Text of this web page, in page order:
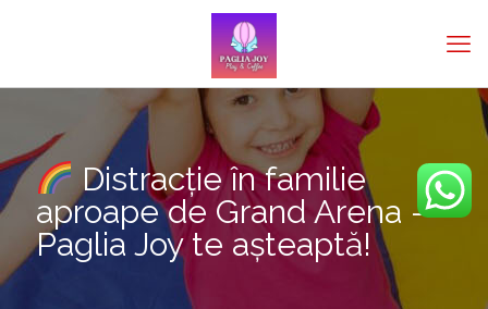
Distracție în familie
aproape de Grand Arena –
Paglia Joy te așteaptă!